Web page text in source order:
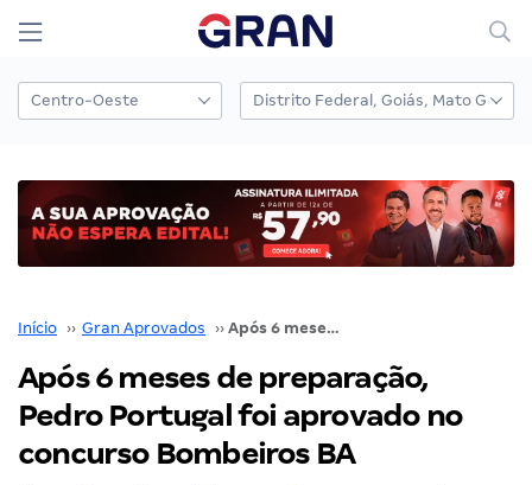
Início ›› Gran Aprovados ›› Após 6 meses de preparação, Pedro Portugal foi aprovado no concurso Bombeiros BA
Após 6 meses de preparação,
Pedro Portugal foi aprovado no
concurso Bombeiros BA